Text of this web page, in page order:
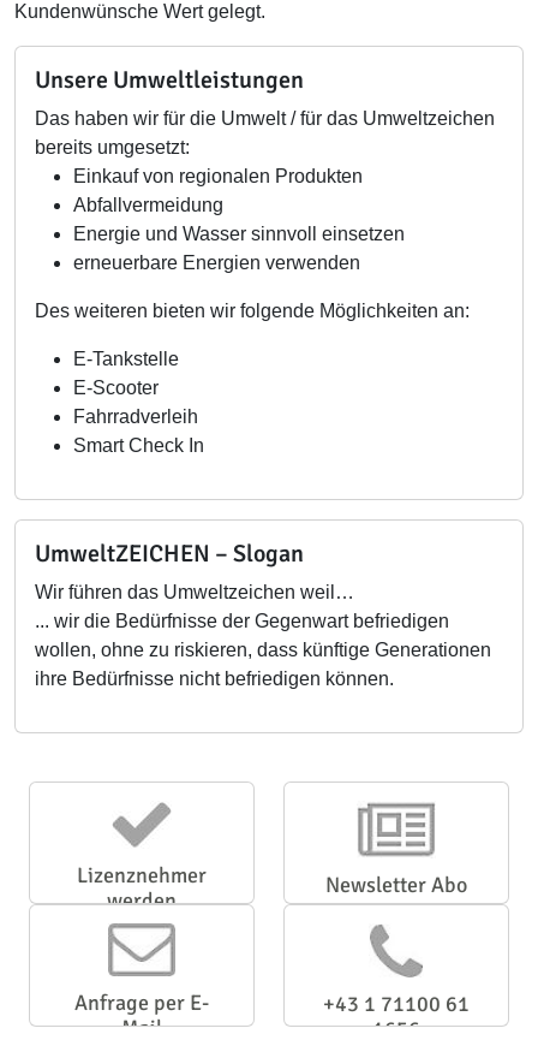
Kundenwünsche Wert gelegt.
Unsere Umweltleistungen
Das haben wir für die Umwelt / für das Umweltzeichen
bereits umgesetzt:
Einkauf von regionalen Produkten
Abfallvermeidung
Energie und Wasser sinnvoll einsetzen
erneuerbare Energien verwenden
Des weiteren bieten wir folgende Möglichkeiten an:
E-Tankstelle
E-Scooter
Fahrradverleih
Smart Check In
UmweltZEICHEN – Slogan
Wir führen das Umweltzeichen weil…
... wir die Bedürfnisse der Gegenwart befriedigen
wollen, ohne zu riskieren, dass künftige Generationen
ihre Bedürfnisse nicht befriedigen können.
Lizenznehmer
werden
Newsletter Abo
Anfrage per E-
Mail
+43 1 71100 61
1656